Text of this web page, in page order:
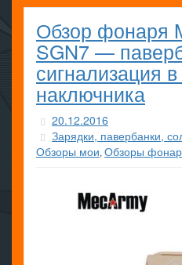
Обзор фонаря
SGN7 —
сигнализация
наключника
20.12.2016
Зарядки, павербанки,
Обзоры мои, Обзоры